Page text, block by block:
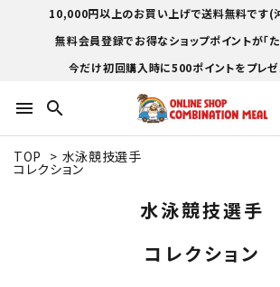
10,000円以上のお買い上げで送料無料です(
無料会員登録でお得なショップポイントが「た
今だけ初回購入時に500ポイントをプレゼ
menu search
TOP > 水泳競技選手
コレクション
水泳競技選手
コレクション